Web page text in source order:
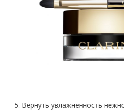
5. Вернуть увлажненность